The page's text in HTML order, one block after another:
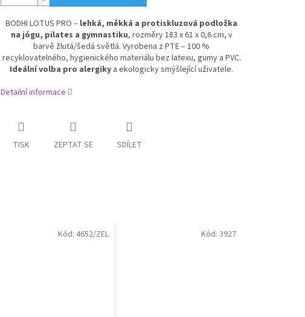
BODHI LOTUS PRO – lehká, měkká a protiskluzová podložka
na jógu, pilates a gymnastiku, rozměry 183 x 61 x 0,6 cm, v
barvě žlutá/šedá světlá. Vyrobena z PTE – 100 %
recyklovatelného, hygienického materiálu bez latexu, gumy a PVC.
Ideální volba pro alergiky a ekologicky smýšlející uživatele.
Detailní informace
TISK ZEPTAT SE SDÍLET
Kód: 4652/ZEL Kód: 3927